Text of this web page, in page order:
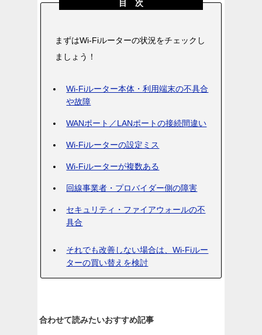
目 次
まずはWi-Fiルーターの状況をチェックし
ましょう！
Wi-Fiルーター本体・利用端末の不具合
や故障
WANポート／LANポートの接続間違い
Wi-Fiルーターの設定ミス
Wi-Fiルーターが複数ある
回線事業者・プロバイダー側の障害
セキュリティ・ファイアウォールの不
具合
それでも改善しない場合は、Wi-Fiルー
ターの買い替えを検討
合わせて読みたいおすすめ記事